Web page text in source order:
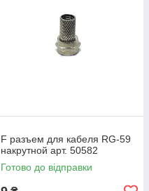
F разъем для кабеля RG-59
накрутной арт. 50582
Готово до відправки